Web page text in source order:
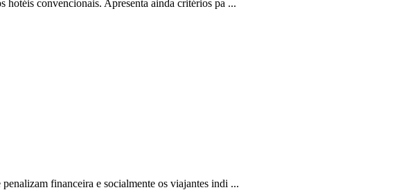
hotéis convencionais. Apresenta ainda critérios pa ...
financeira e socialmente os viajantes indi ...